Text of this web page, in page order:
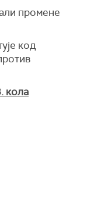
промене
код
кола